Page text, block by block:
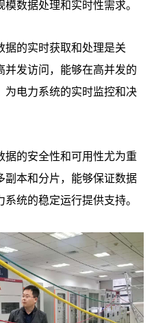
数据处理和实时性需求。
据的实时获取和处理是关
并发访问，能够在高并发的
为电力系统的实时监控和决
据的安全性和可用性尤为重
副本和分片，能够保证数据
统的稳定运行提供支持。